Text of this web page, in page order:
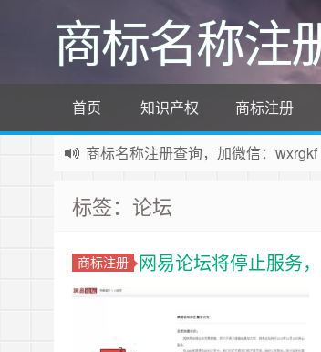
商标名称注
首页 知识产权 商标注册
商标名称注册查询，加微信：wxrgkf
标签：论坛
商标注册 网易论坛将停止服务